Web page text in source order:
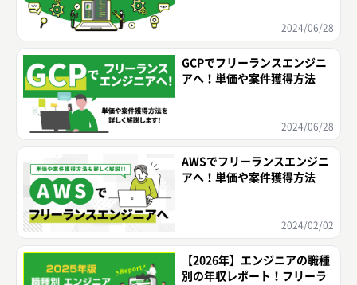
2024/06/28
GCPでフリーランスエンジニ
アへ！単価や案件獲得方法
2024/06/28
AWSでフリーランスエンジニ
アへ！単価や案件獲得方法
2024/02/02
【2026年】エンジニアの職種
別の年収レポート！フリーラ